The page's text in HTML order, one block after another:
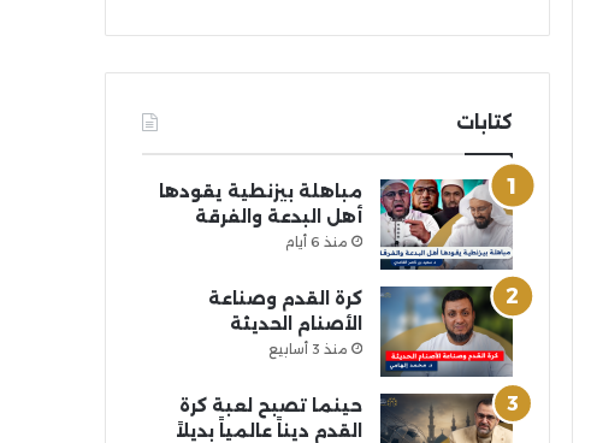
كتابات
مباهلة بيزنطية يقودها
أهل البدعة والفرقة
منذ 6 أيام
كرة القدم وصناعة
الأصنام الحديثة
منذ 3 أسابيع
حينما تصبح لعبة كرة
القدم ديناً عالمياً بديلاً